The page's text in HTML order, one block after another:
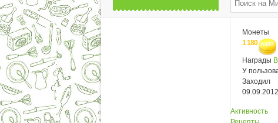
Монеты
1 180
Награды
У
Заходил
09.09.2012
Активность